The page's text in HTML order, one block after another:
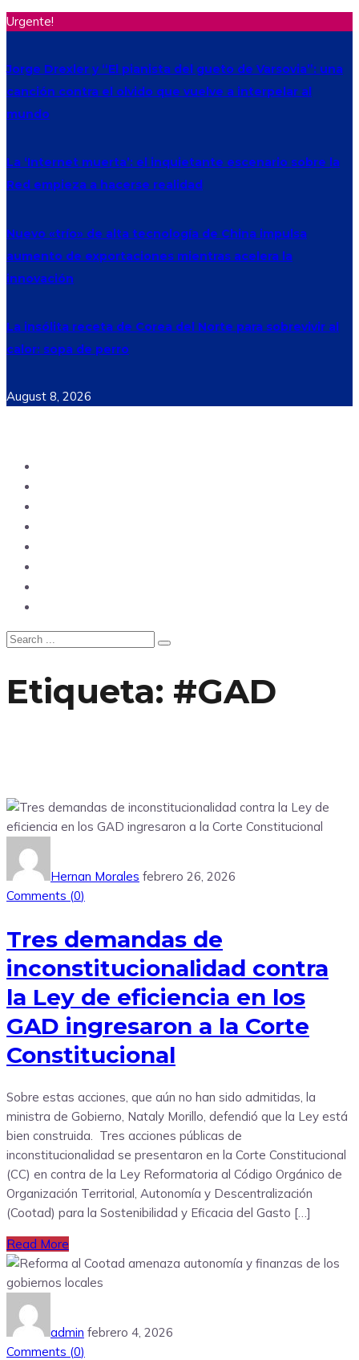
Urgente!
Jorge Drexler y “El pianista del gueto de Varsovia”: una
canción contra el olvido que vuelve a interpelar al
mundo
La ‘Internet muerta’: el inquietante escenario sobre la
Red empieza a hacerse realidad
Nuevo «trío» de alta tecnología de China impulsa
aumento de exportaciones mientras acelera la
innovación
La insólita receta de Corea del Norte para sobrevivir al
calor: sopa de perro
August 8, 2026
Etiqueta: #GAD
Hernan Morales febrero 26, 2026
Comments (0)
Tres demandas de
inconstitucionalidad contra
la Ley de eficiencia en los
GAD ingresaron a la Corte
Constitucional
Sobre estas acciones, que aún no han sido admitidas, la
ministra de Gobierno, Nataly Morillo, defendió que la Ley está
bien construida. Tres acciones públicas de
inconstitucionalidad se presentaron en la Corte Constitucional
(CC) en contra de la Ley Reformatoria al Código Orgánico de
Organización Territorial, Autonomía y Descentralización
(Cootad) para la Sostenibilidad y Eficacia del Gasto […]
Read More
admin febrero 4, 2026
Comments (0)